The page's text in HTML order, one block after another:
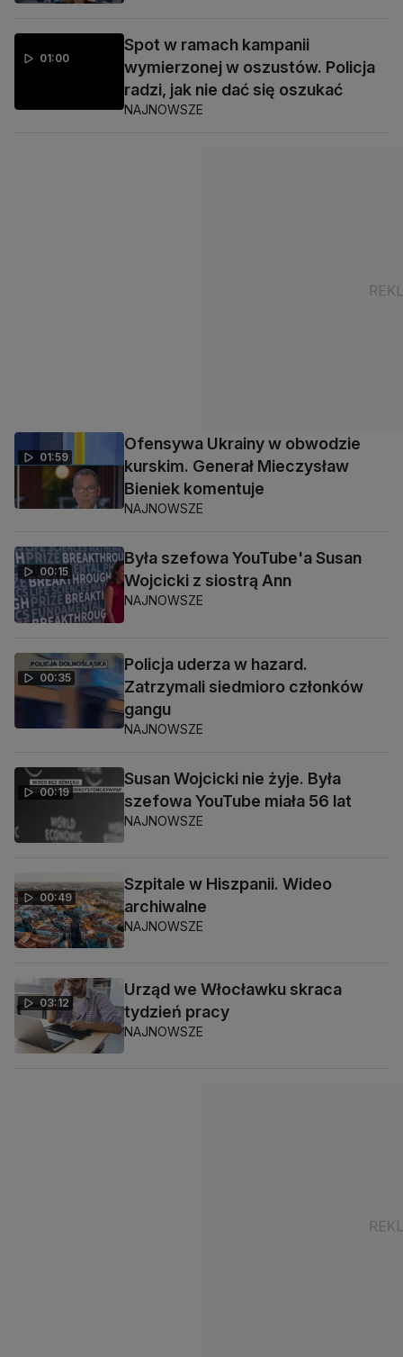
01:00
Spot w ramach kampanii
wymierzonej w oszustów. Policja
radzi, jak nie dać się oszukać
NAJNOWSZE
01:59
Ofensywa Ukrainy w obwodzie
kurskim. Generał Mieczysław
Bieniek komentuje
NAJNOWSZE
00:15
Była szefowa YouTube'a Susan
Wojcicki z siostrą Ann
NAJNOWSZE
00:35
Policja uderza w hazard.
Zatrzymali siedmioro członków
gangu
NAJNOWSZE
00:19
Susan Wojcicki nie żyje. Była
szefowa YouTube miała 56 lat
NAJNOWSZE
00:49
Szpitale w Hiszpanii. Wideo
archiwalne
NAJNOWSZE
03:12
Urząd we Włocławku skraca
tydzień pracy
NAJNOWSZE